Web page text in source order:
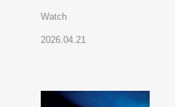
Watch
2026.04.21